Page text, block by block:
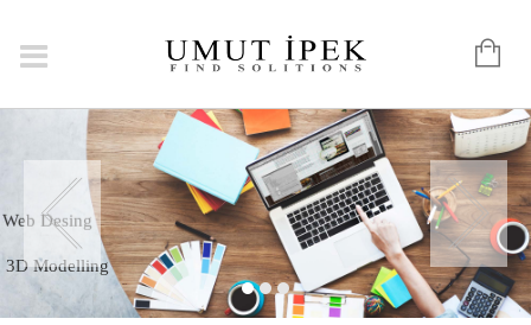
3D Modelling
Web Desing